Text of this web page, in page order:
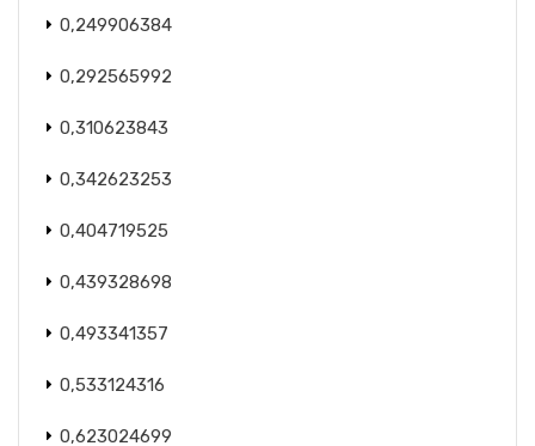
0,249906384
0,292565992
0,310623843
0,342623253
0,404719525
0,439328698
0,493341357
0,533124316
0,623024699